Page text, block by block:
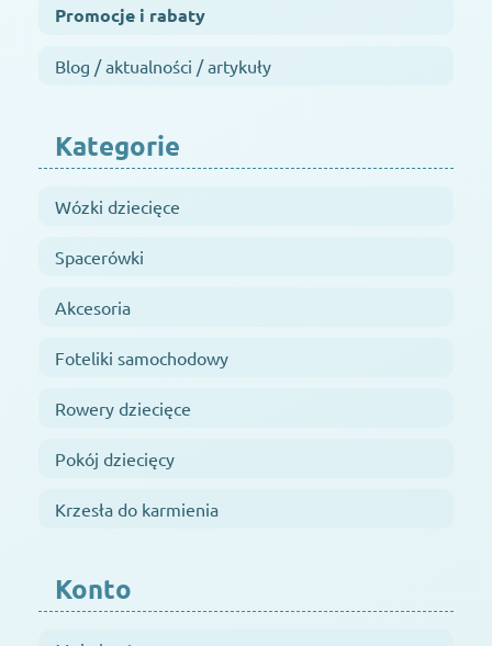
Promocje i rabaty
Blog / aktualności / artykuły
Kategorie
Wózki dziecięce
Spacerówki
Akcesoria
Foteliki samochodowy
Rowery dziecięce
Pokój dziecięcy
Krzesła do karmienia
Konto